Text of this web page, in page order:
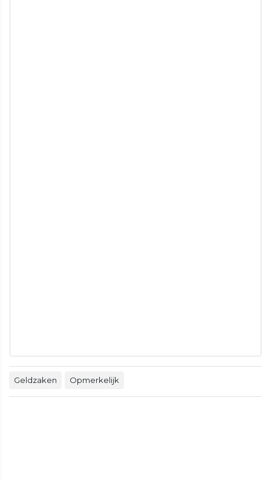
Geldzaken Opmerkelijk